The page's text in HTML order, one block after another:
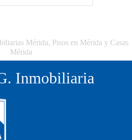
Mérida, Pisos en Mérida y Casas
Mérida
Inmobiliaria